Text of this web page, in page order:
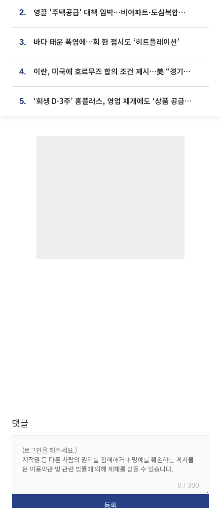
2. 영끌 '주택공급' 대책 임박⋯비아파트·도심복합까지 총동원
3. 바다 태운 폭염에…회 한 접시도 ‘히트플레이션’
4. 이란, 미국에 호르무즈 합의 조건 제시…美 “경기 아직 안 끝나” [종합]
5. ‘회생 D-3주’ 홈플러스, 영업 재개에도 ‘상품 공급망’ 복구가 생존 관건
댓글
0 / 300